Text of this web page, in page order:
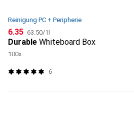
Reinigung PC + Peripherie
CHF
6.35 CHF
63.50/1l
Durable Whiteboard Box
100x
6